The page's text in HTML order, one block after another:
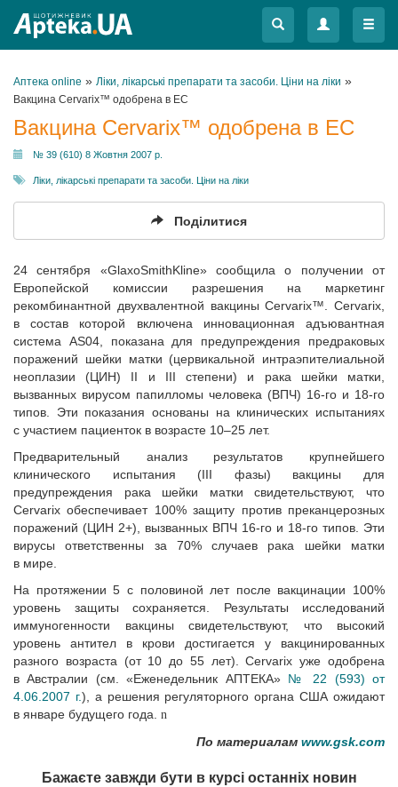
Меню
Меню
Аптека online » Ліки, лікарські препарати та засоби. Ціни на ліки »
Вакцина Cervarix™ одобрена в ЕС
Вакцина Cervarix™ одобрена в ЕС
№ 39 (610) 8 Жовтня 2007 р.
Ліки, лікарські препарати та засоби. Ціни на ліки
Поділитися
24 сентября «GlaxoSmithKline» сообщила о получении от
Европейской комиссии разрешения на маркетинг
рекомбинантной двухвалентной вакцины Cervarix™. Cervarix,
в состав которой включена инновационная адъювантная
система AS04, показана для предупреждения предраковых
поражений шейки матки (цервикальной интраэпителиальной
неоплазии (ЦИН) ІІ и ІІІ степени) и рака шейки матки,
вызванных вирусом папилломы человека (ВПЧ) 16-го и 18-го
типов. Эти показания основаны на клинических испытаниях
с участием пациенток в возрасте 10–25 лет.
Предварительный анализ результатов крупнейшего
клинического испытания (III фазы) вакцины для
предупреждения рака шейки матки свидетельствуют, что
Cervarix обеспечивает 100% защиту против преканцерозных
поражений (ЦИН 2+), вызванных ВПЧ 16-го и 18-го типов. Эти
вирусы ответственны за 70% случаев рака шейки матки
в мире.
На протяжении 5 с половиной лет после вакцинации 100%
уровень защиты сохраняется. Результаты исследований
иммуногенности вакцины свидетельствуют, что высокий
уровень антител в крови достигается у вакцинированных
разного возраста (от 10 до 55 лет). Cervarix уже одобрена
в Австралии (см. «Еженедельник АПТЕКА» № 22 (593) от
4.06.2007 г.), а решения регуляторного органа США ожидают
в январе будущего года. n
По материалам www.gsk.com
Бажаєте завжди бути в курсі останніх новин